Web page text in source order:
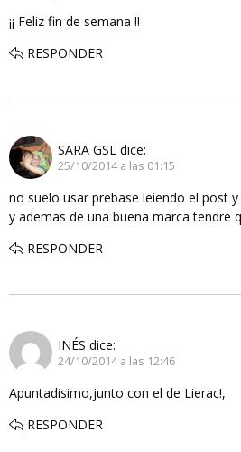
¡¡ Feliz fin de semana !!
RESPONDER
SARA GSL dice:
25/10/2014 a las 01:15
no suelo usar prebase leiendo el post
y ademas de una buena marca tendre
RESPONDER
INÉS dice:
24/10/2014 a las 12:46
Apuntadisimo,junto con el de Lierac!,
RESPONDER